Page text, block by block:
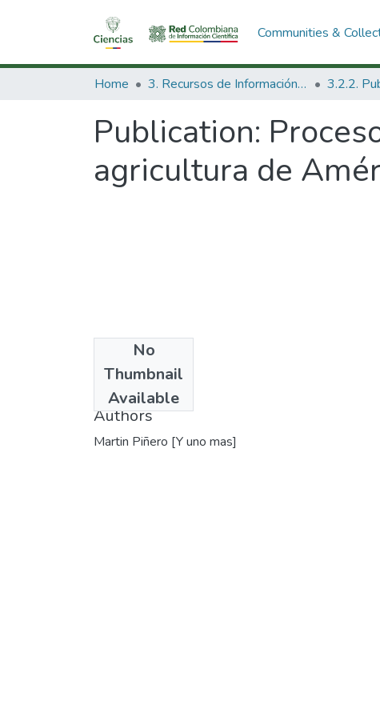
Communities &
Home 3. Recursos de Información Científica y Tecnológica
Publication:
agricultura de
No
Thumbnail
Available
1983
Authors
Martin Piñero [Y uno mas]